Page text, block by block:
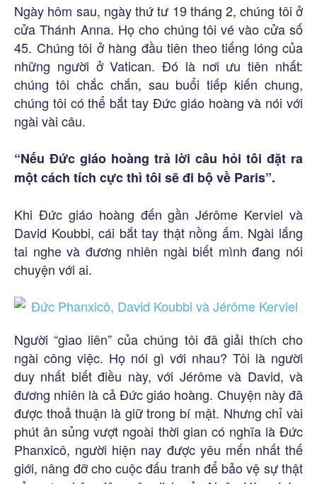
Ngày hôm sau, ngày thứ tư 19 tháng 2, chúng tôi ở
cửa Thánh Anna. Họ cho chúng tôi vé vào cửa số
45. Chúng tôi ở hàng đầu tiên theo tiếng lóng của
những người ở Vatican. Đó là nơi ưu tiên nhất:
chúng tôi chắc chắn, sau buổi tiếp kiến chung,
chúng tôi có thể bắt tay Đức giáo hoàng và nói với
ngài vài câu.
“Nếu Đức giáo hoàng trả lời câu hỏi tôi đặt ra
một cách tích cực thì tôi sẽ đi bộ về Paris”.
Khi Đức giáo hoàng đến gần Jérôme Kerviel và
David Koubbi, cái bắt tay thật nồng ấm. Ngài lắng
tai nghe và đương nhiên ngài biết mình đang nói
chuyện với ai.
Người “giao liên” của chúng tôi đã giải thích cho
ngài công việc. Họ nói gì với nhau? Tôi là người
duy nhất biết điều này, với Jérôme và David, và
đương nhiên là cả Đức giáo hoàng. Chuyện này đã
được thoả thuận là giữ trong bí mật. Nhưng chỉ vài
phút ân sủng vượt ngoài thời gian có nghĩa là Đức
Phanxicô, người hiện nay được yêu mến nhất thế
giới, nâng đỡ cho cuộc đấu tranh để bảo vệ sự thật